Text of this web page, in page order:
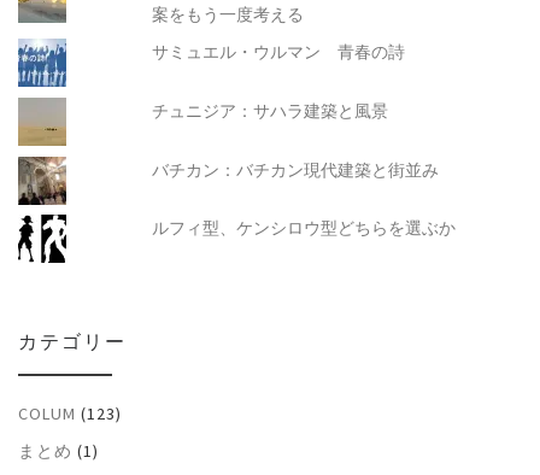
案をもう一度考える
サミュエル・ウルマン 青春の詩
チュニジア：サハラ建築と風景
バチカン：バチカン現代建築と街並み
ルフィ型、ケンシロウ型どちらを選ぶか
カテゴリー
COLUM (123)
まとめ (1)